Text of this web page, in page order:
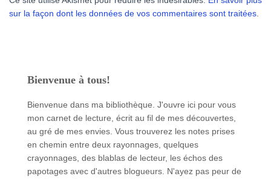
sur la façon dont les données de vos commentaires sont traitées
Bienvenue à tous!
Bienvenue dans ma bibliothèque. J'ouvre ici pour vous
mon carnet de lecture, écrit au fil de mes découvertes,
au gré de mes envies. Vous trouverez les notes prises
en chemin entre deux rayonnages, quelques
crayonnages, des blablas de lecteur, les échos des
papotages avec d'autres blogueurs. N'ayez pas peur de